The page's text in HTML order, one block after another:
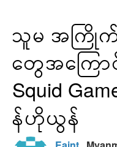
သူမ အကြိုက်
တွေအကြော
Squid
န်ဟိုယွန်